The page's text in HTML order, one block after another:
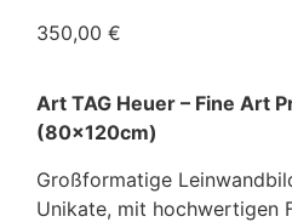
350,00 €
Art TAG Heuer – Fine Art
(80x120cm)
Großformatige
Unikate, mit hochwertigen